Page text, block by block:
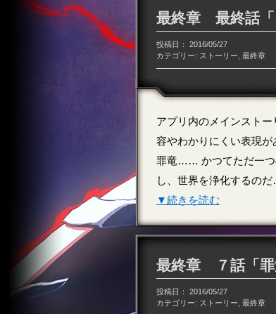
最終章 最終話「
投稿日：
2016/05/27
カテゴリー: ストーリー 最終章
アプリ内のメインスト
容やわかりにくい表現
罪竜…… かつてただ一つ
し、世界を浄化するの
▼続きを読む
最終章 ７話「罪
投稿日：
2016/05/27
カテゴリー: ストーリー 最終章